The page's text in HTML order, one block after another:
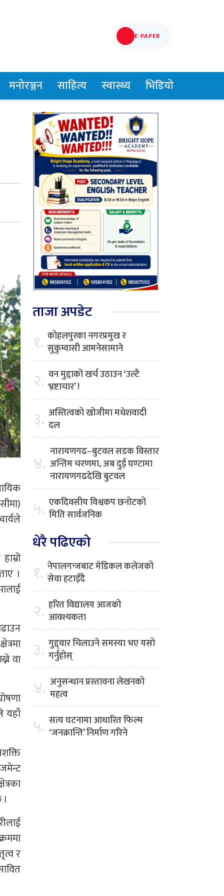
E-PAPER
मनोरञ्जन साहित्य स्वास्थ्य भिडियो
।
वा
यहाँ
र
ताजा अपडेट
१. कोहलपुरका नगरप्रमुख र
सुकुम्वासी आमनेसामाने
२. वन मुद्दाको खर्च उठाउन ‘उल्टै
भ्रष्टाचार’ !
३. अस्तित्वको खोजीमा मधेशवादी
दल
४. नारायणगढ–बुटवल सडक विस्तार
अन्तिम चरणमा, अब दुई घण्टामा
नारायणगढदेखि बुटवल
५. एकदिवसीय विश्वकप छनोटको
मिति सार्वजनिक
धेरै पढिएको
१. नेपालगन्जबाट मेडिकल कलेजको
सेवा हटाइँदै
२. हरित विद्यालय आजको
आवश्यकता
३. गुद्द्वार चिलाउने समस्या भए यसो
गर्नुहोस्
४. अनुसन्धान प्रस्तावना लेखनको
महत्व
५. सत्य घटनामा आधारित फिल्म
‘जनक्रान्ति’ निर्माण गरिने